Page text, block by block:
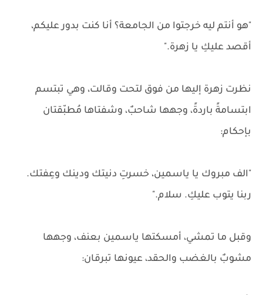
"هو أنتم ليه خرجتوا من الجامعة؟ أنا كنت بدور عليكم،
أقصد عليكِ يا زهرة."
نظرت زهرة إليها من فوق لتحت وقالت، وهي تبتسم
ابتسامةً باردةً، وجهها شاحبٌ، وشفتاها مُطبّقتان
بإحكام:
"الف مبروك يا ياسمين، خسرتِ دنيتك ودينك وعِفتك.
ربنا يتوب عليكِ. سلام."
وقبل ما تمشي، أمسكتها ياسمين بعنف، وجهها
مشوبٌ بالغضب والحقد، عيونها تبرقان: